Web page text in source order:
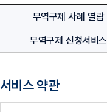
무역구제 사례 열람
무역구제 신청서비스
서비스 약관